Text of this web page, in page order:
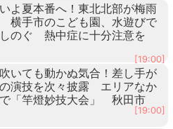
よ夏本番へ！東北北部が梅雨
横手市のこども園、水遊びで
のぐ 熱中症に十分注意を
[19:00]
いても動かぬ気合！差し手が
演技を次々披露 エリアなか
「竿燈妙技大会」 秋田市
[19:00]